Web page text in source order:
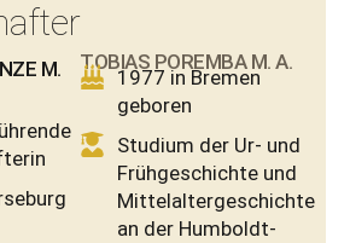
M.
TOBIAS POREMBA M. A.
1977 in Bremen
geboren
Studium der Ur- und
Frühgeschichte und
Mittelaltergeschichte
an der Humboldt-